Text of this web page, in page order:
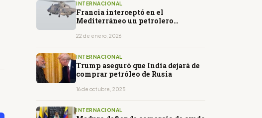
INTERNACIONAL
Francia interceptó en el
Mediterráneo un petrolero
22 de enero, 2026
INTERNACIONAL
Trump aseguró que India dejará de
comprar petróleo de Rusia
16 de octubre, 2025
INTERNACIONAL